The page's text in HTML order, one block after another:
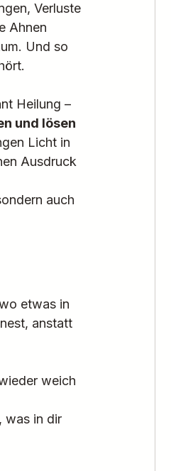
Verluste
Ahnen
Und so
Heilung –
und lösen
Licht in
Ausdruck
auch
etwas in
anstatt
weich
was in dir